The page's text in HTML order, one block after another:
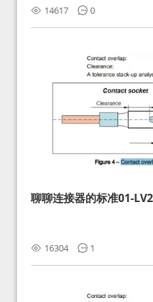
14617 0
聊聊连接器的标准01-
16304 1